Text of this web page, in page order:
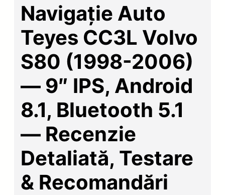
Navigație Auto
Teyes CC3L Volvo
S80 (1998-2006)
— 9″ IPS, Android
8.1, Bluetooth 5.1
— Recenzie
Detaliată, Testare
& Recomandări